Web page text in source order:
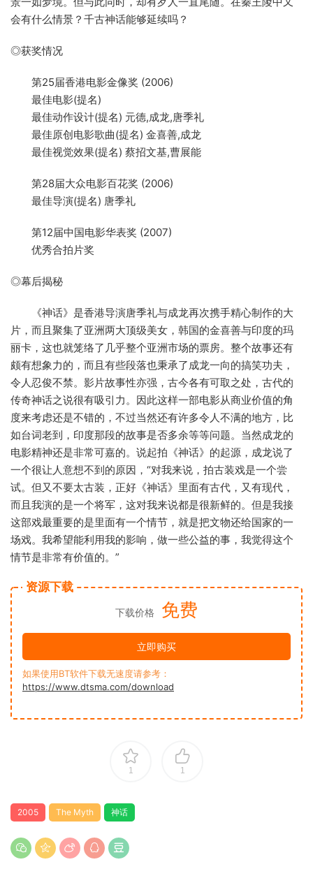
会有什么情景？千古神话能够延续吗？
◎获奖情况
第25届香港电影金像奖 (2006)
最佳电影(提名)
最佳动作设计(提名) 元德,成龙,唐季礼
最佳原创电影歌曲(提名) 金喜善,成龙
最佳视觉效果(提名) 蔡招文基,曹展能
第28届大众电影百花奖 (2006)
最佳导演(提名) 唐季礼
第12届中国电影华表奖 (2007)
优秀合拍片奖
◎幕后揭秘
《神话》是香港导演唐季礼与成龙再次携手精心制作的大
片，而且聚集了亚洲两大顶级美女，韩国的金喜善与印度的玛
丽卡，这也就笼络了几乎整个亚洲市场的票房。整个故事还有
颇有想象力的，而且有些段落也秉承了成龙一向的搞笑功夫，
令人忍俊不禁。影片故事性亦强，古今各有可取之处，古代的
传奇神话之说很有吸引力。因此这样一部电影从商业价值的角
度来考虑还是不错的，不过当然还有许多令人不满的地方，比
如台词老到，印度那段的故事是否多余等等问题。当然成龙的
电影精神还是非常可嘉的。说起拍《神话》的起源，成龙说了
一个很让人意想不到的原因，“对我来说，拍古装戏是一个尝
试。但又不要太古装，正好《神话》里面有古代，又有现代，
而且我演的是一个将军，这对我来说都是很新鲜的。但是我接
这部戏最重要的是里面有一个情节，就是把文物还给国家的一
场戏。我希望能利用我的影响，做一些公益的事，我觉得这个
情节是非常有价值的。”
资源下载
下载价格 免费
立即购买
如果使用BT软件下载无速度请参考：
https://www.dtsma.com/download
1 1
2005 The Myth 神话